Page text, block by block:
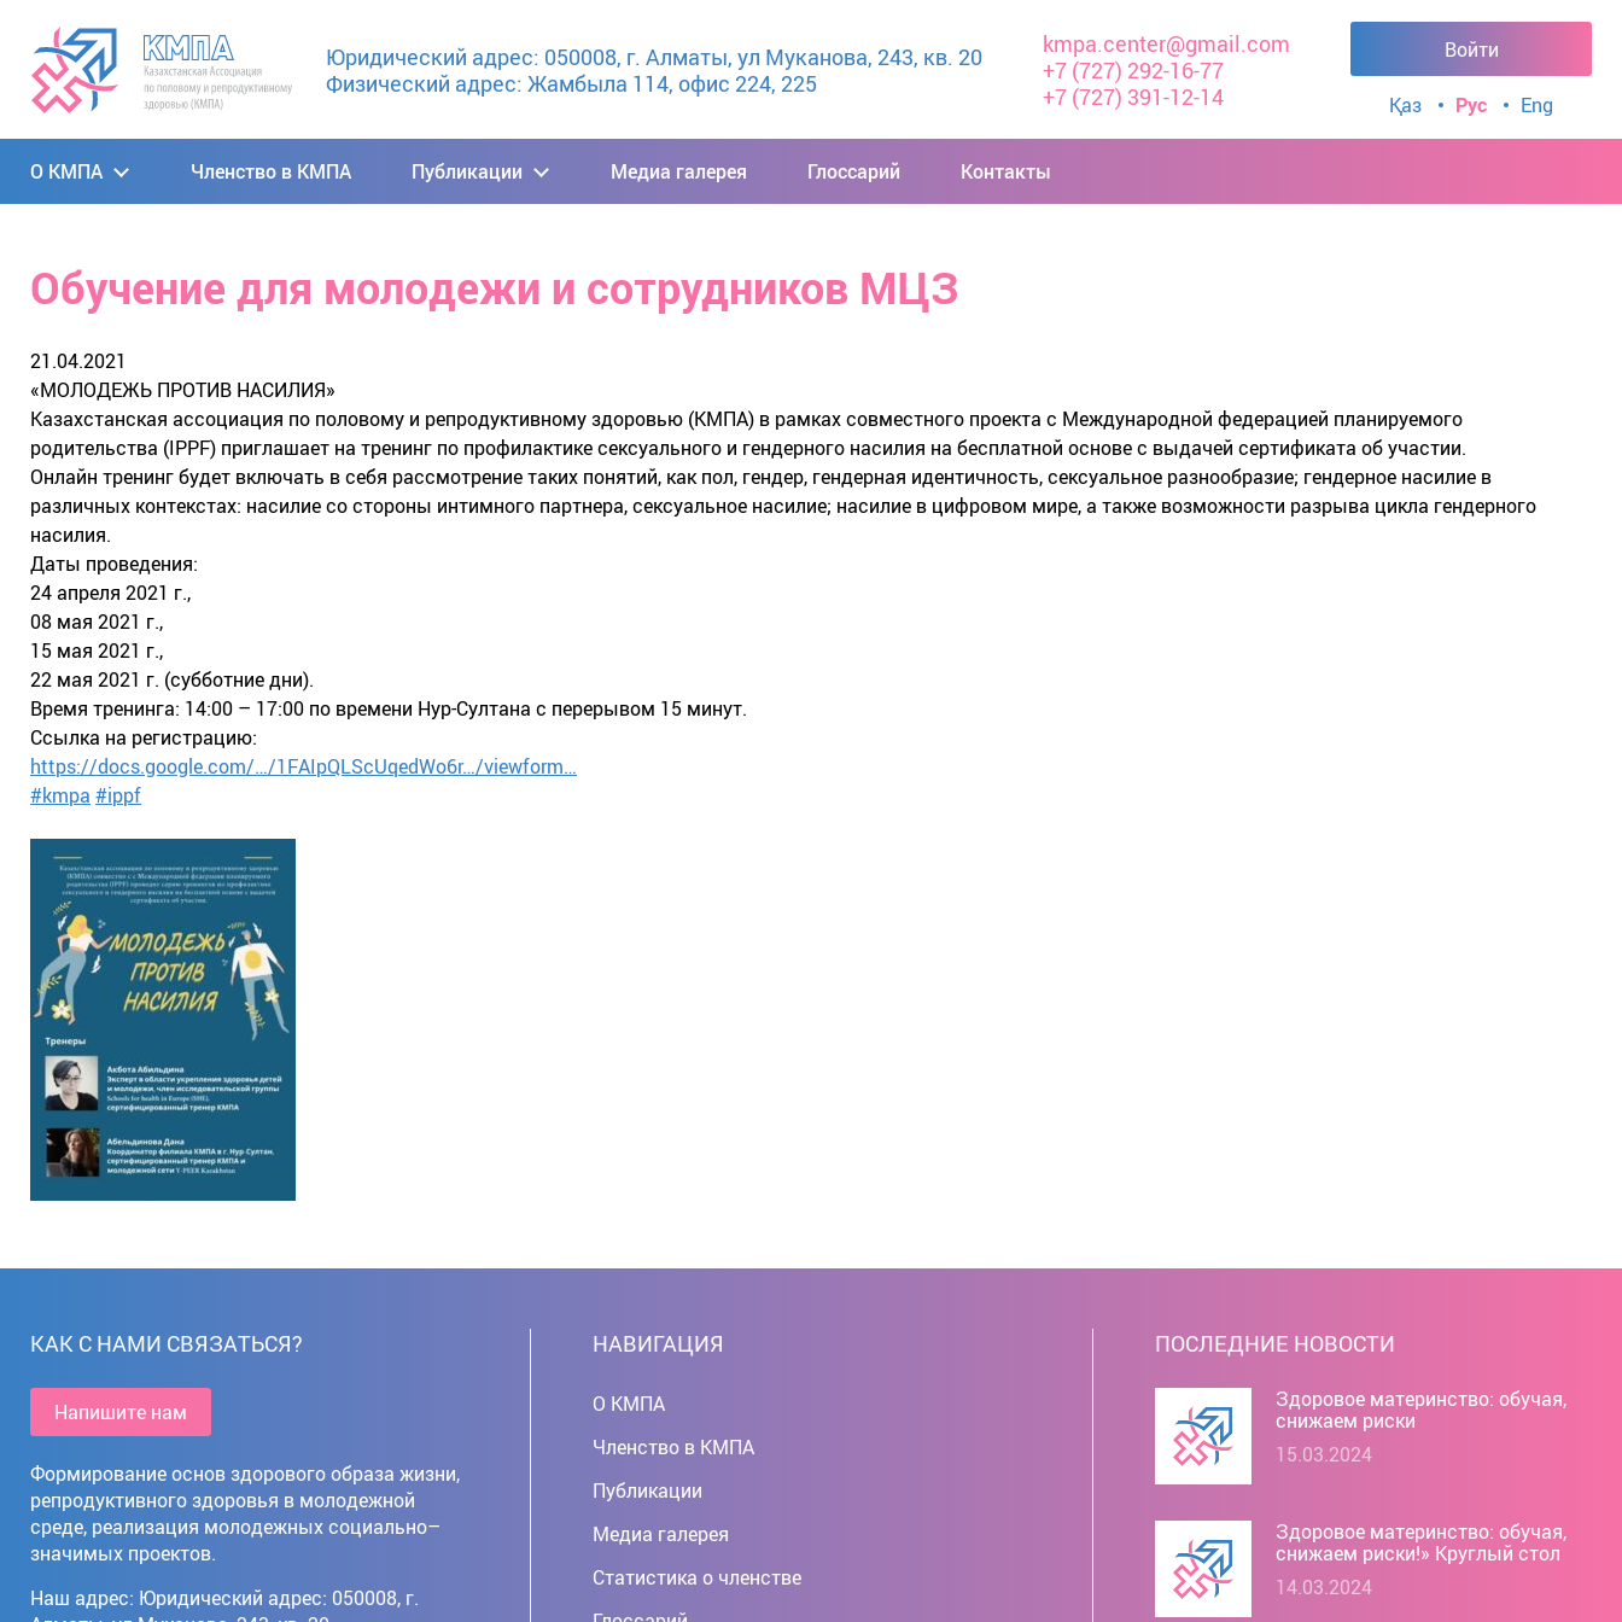
Юридический адрес: 050008, г. Алматы, ул Муканова, 243, кв. 20
Физический адрес: Жамбыла 114, офис 224, 225
kmpa.center@gmail.com
+7 (727) 292-16-77
+7 (727) 391-12-14
Войти
Қаз Рус Eng
О КМПА Членство в КМПА Публикации Медиа галерея Глоссарий Контакты
Обучение для молодежи и сотрудников МЦЗ
21.04.2021
«МОЛОДЕЖЬ ПРОТИВ НАСИЛИЯ»
Казахстанская ассоциация по половому и репродуктивному здоровью (КМПА) в рамках совместного проекта с Международной федерацией планируемого
родительства (IPPF) приглашает на тренинг по профилактике сексуального и гендерного насилия на бесплатной основе с выдачей сертификата об участии.
Онлайн тренинг будет включать в себя рассмотрение таких понятий, как пол, гендер, гендерная идентичность, сексуальное разнообразие; гендерное насилие в
различных контекстах: насилие со стороны интимного партнера, сексуальное насилие; насилие в цифровом мире, а также возможности разрыва цикла гендерного
насилия.
Даты проведения:
24 апреля 2021 г.,
08 мая 2021 г.,
15 мая 2021 г.,
22 мая 2021 г. (субботние дни).
Время тренинга: 14:00 – 17:00 по времени Нур-Султана с перерывом 15 минут.
Ссылка на регистрацию:
https://docs.google.com/…/1FAIpQLScUqedWo6r…/viewform…
#kmpa #ippf
КАК С НАМИ СВЯЗАТЬСЯ?
Напишите нам
Формирование основ здорового образа жизни,
репродуктивного здоровья в молодежной
среде, реализация молодежных социально–
значимых проектов.
Наш адрес: Юридический адрес: 050008, г.
НАВИГАЦИЯ
О КМПА
Членство в КМПА
Публикации
Медиа галерея
Статистика о членстве
ПОСЛЕДНИЕ НОВОСТИ
Здоровое материнство: обучая,
снижаем риски
15.03.2024
Здоровое материнство: обучая,
снижаем риски!» Круглый стол
14.03.2024